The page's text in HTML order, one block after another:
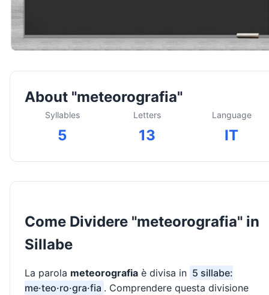
About "meteorografia"
Syllables
5
Letters
13
Language
IT
Come Dividere "meteorografia" in
Sillabe
La parola meteorografia è divisa in 5 sillabe:
me·teo·ro·gra·fia . Comprendere questa divisione